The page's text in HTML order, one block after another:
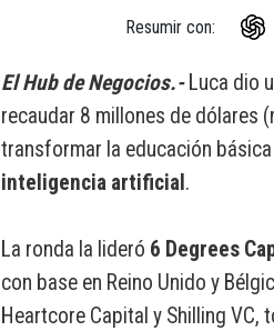
Resumir con:
El Hub de Negocios.- Luca dio
recaudar 8 millones de dólares
transformar la educación
inteligencia artificial .
La ronda la lideró 6 Degrees
con base en Reino Unido y
Heartcore Capital y Shilling VC,